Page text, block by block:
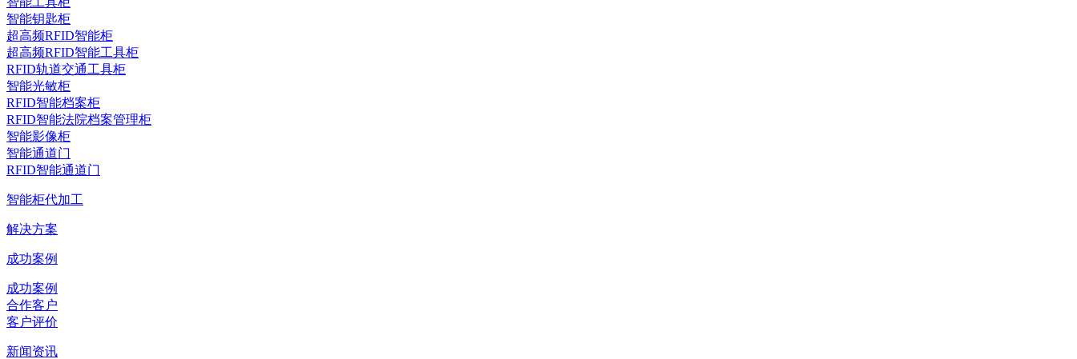
智能钥匙柜
超高频RFID智能柜
超高频RFID智能工具柜
RFID轨道交通工具柜
智能光敏柜
RFID智能档案柜
RFID智能法院档案管理柜
智能影像柜
智能通道门
RFID智能通道门
智能柜代加工
解决方案
成功案例
成功案例
合作客户
客户评价
新闻资讯